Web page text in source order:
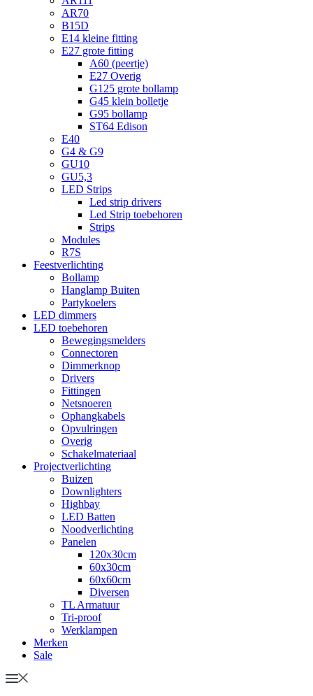
AR70
B15D
E14 kleine fitting
E27 grote fitting
A60 (peertje)
E27 Overig
G125 grote bollamp
G45 klein bolletje
G95 bollamp
ST64 Edison
E40
G4 & G9
GU10
GU5,3
LED Strips
Led strip drivers
Led Strip toebehoren
Strips
Modules
R7S
Feestverlichting
Bollamp
Hanglamp Buiten
Partykoelers
LED dimmers
LED toebehoren
Bewegingsmelders
Connectoren
Dimmerknop
Drivers
Fittingen
Netsnoeren
Ophangkabels
Opvulringen
Overig
Schakelmateriaal
Projectverlichting
Buizen
Downlighters
Highbay
LED Batten
Noodverlichting
Panelen
120x30cm
60x30cm
60x60cm
Diversen
TL Armatuur
Tri-proof
Werklampen
Merken
Sale